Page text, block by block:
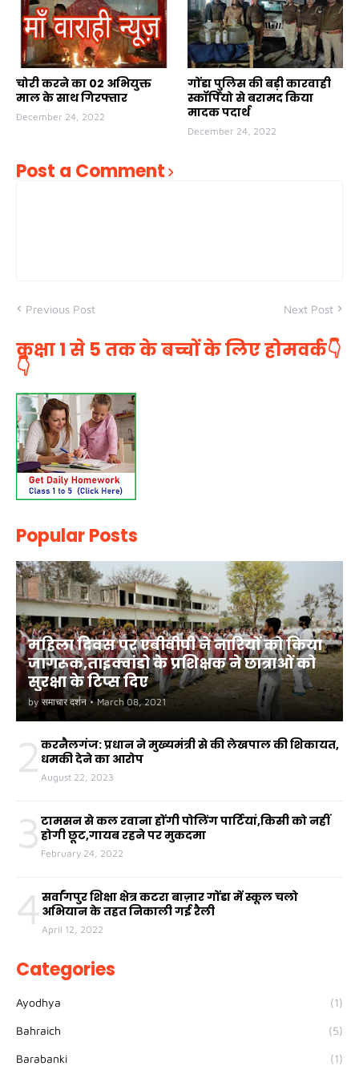
चोरी करने का 02 अभियुक्त
माल के साथ गिरफ्तार
December 24, 2022
गोंडा पुलिस की बड़ी कारवाही
स्कॉर्पियो से बरामद किया
मादक पदार्थ
December 24, 2022
Post a Comment
Previous Post Next Post
कक्षा 1 से 5 तक के बच्चों के लिए होमवर्क👇
👇
Popular Posts
महिला दिवस पर एबीवीपी ने नारियों को किया
जागरूक,ताइक्वांडो के प्रशिक्षक ने छात्राओं को
सुरक्षा के टिप्स दिए
by समाचार दर्शन • March 08, 2021
2 करनैलगंज: प्रधान ने मुख्यमंत्री से की लेखपाल की शिकायत,
धमकी देने का आरोप
August 22, 2023
3 टामसन से कल रवाना होंगी पोलिंग पार्टियां,किसी को नहीं
होगी छूट,गायब रहने पर मुकदमा
February 24, 2022
4 सर्वांगपुर शिक्षा क्षेत्र कटरा बाज़ार गोंडा में स्कूल चलो
अभियान के तहत निकाली गई रैली
April 12, 2022
Categories
Ayodhya (1)
Bahraich (5)
Barabanki (1)